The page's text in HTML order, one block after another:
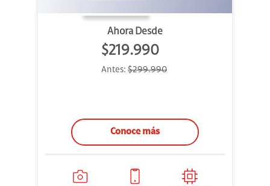
Ahora Desde
$219.990
Antes: $299.990
Conoce más